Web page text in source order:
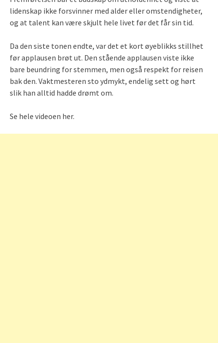
lidenskap ikke forsvinner med alder eller omstendigheter,
og at talent kan være skjult hele livet før det får sin tid.
Da den siste tonen endte, var det et kort øyeblikks stillhet
før applausen brøt ut. Den stående applausen viste ikke
bare beundring for stemmen, men også respekt for reisen
bak den. Vaktmesteren sto ydmykt, endelig sett og hørt
slik han alltid hadde drømt om.
Se hele videoen her.